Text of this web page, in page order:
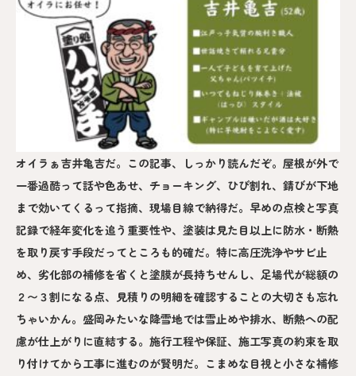
オイラぁ吉井亀吉だ。この記事、しっかり読んだぞ。屋根が外で
一番過酷って話や色あせ、チョーキング、ひび割れ、錆びが下地
まで効いてくるって指摘、現場目線で納得だ。早めの点検と写真
記録で経年変化を追う重要性や、塗装は見た目以上に防水・断熱
を取り戻す手段だってところも的確だ。特に高圧洗浄やサビ止
め、劣化部の補修を省くと塗膜が長持ちせんし、足場代が総額の
２〜３割になる点、見積りの明細を確認することの大切さも忘れ
ちゃいかん。盛岡みたいな降雪地では雪止めや排水、断熱への配
慮が仕上がりに直結する。施行工程や保証、施工写真の約束を取
り付けてから工事に進むのが賢明だ。こまめな目視と小さな補修